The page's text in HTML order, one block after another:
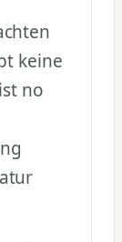
keine
no